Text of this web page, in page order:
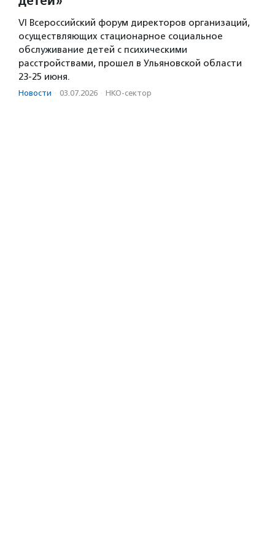
VI Всероссийский форум директоров организаций,
осуществляющих стационарное социальное
обслуживание детей с психическими
расстройствами, прошел в Ульяновской области
23-25 июня.
Новости · 03.07.2026 · НКО-сектор